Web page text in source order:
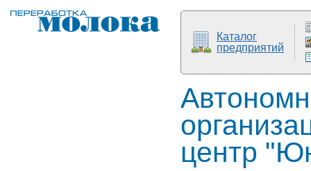
Каталог
предприятий
центр